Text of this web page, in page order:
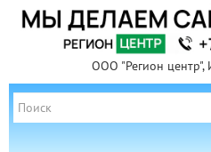
ООО "Регион